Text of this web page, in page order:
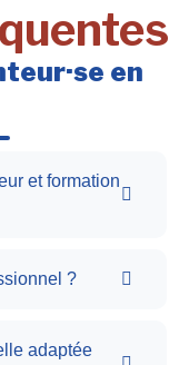
en
et formation
?
adaptée